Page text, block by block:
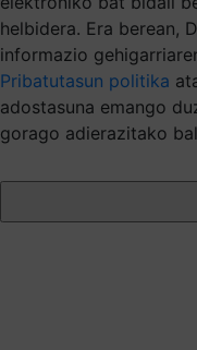
helbidera. Era berean,
informazio
Pribatutasun politika
adostasuna emango
gorago adierazitako